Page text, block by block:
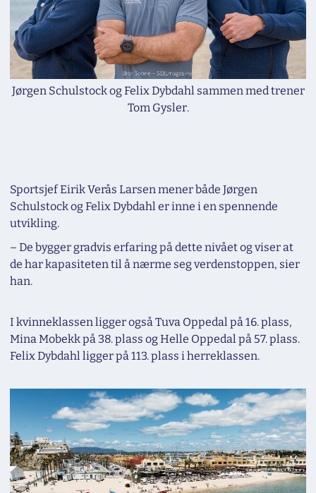
Jørgen Schulstock og Felix Dybdahl sammen med trener
Tom Gysler.
Sportsjef Eirik Verås Larsen mener både Jørgen
Schulstock og Felix Dybdahl er inne i en spennende
utvikling.
– De bygger gradvis erfaring på dette nivået og viser at
de har kapasiteten til å nærme seg verdenstoppen, sier
han.
I kvinneklassen ligger også Tuva Oppedal på 16. plass,
Mina Mobekk på 38. plass og Helle Oppedal på 57. plass.
Felix Dybdahl ligger på 113. plass i herreklassen.